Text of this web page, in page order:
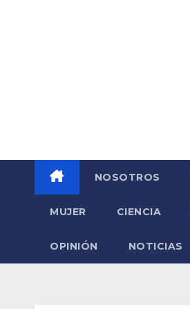
NOSOTROS
MUJER CIENCIA
OPINIÓN NOTICIAS